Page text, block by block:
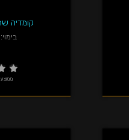
קומדיה
בימוי:
ממוצע: